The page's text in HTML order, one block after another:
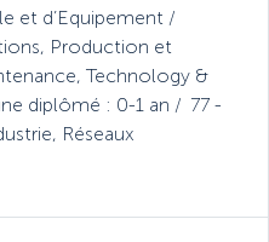
et d’Equipement
, Production et
, Technology &
diplômé : 0-1 an
77 -
, Réseaux